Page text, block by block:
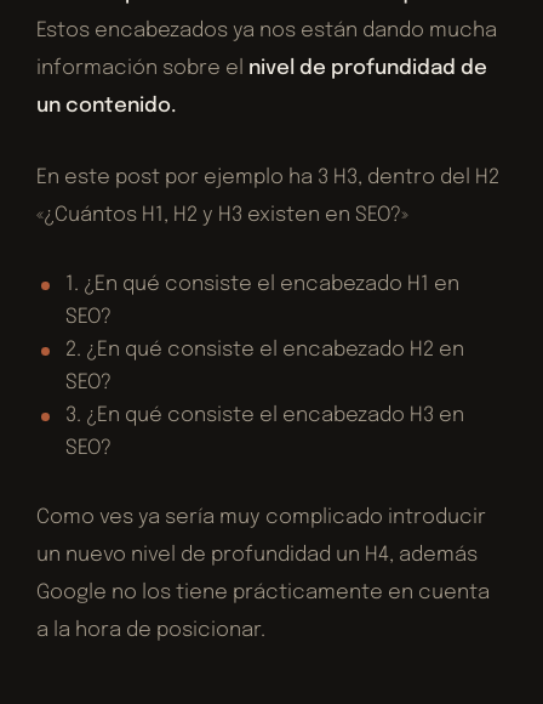
Estos encabezados ya nos están dando mucha
información sobre el nivel de profundidad de
un contenido.
En este post por ejemplo ha 3 H3, dentro del H2
«¿Cuántos H1, H2 y H3 existen en SEO?»
1. ¿En qué consiste el encabezado H1 en
SEO?
2. ¿En qué consiste el encabezado H2 en
SEO?
3. ¿En qué consiste el encabezado H3 en
SEO?
Como ves ya sería muy complicado introducir
un nuevo nivel de profundidad un H4, además
Google no los tiene prácticamente en cuenta
a la hora de posicionar.